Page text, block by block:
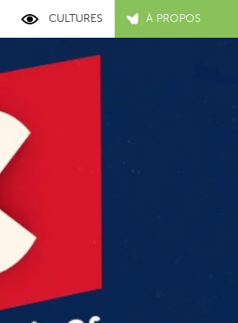
CULTURES À PROPOS
Voici celles et ceux qui